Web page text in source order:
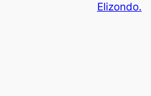
Elizondo.